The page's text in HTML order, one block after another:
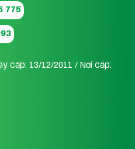
775
cấp: 13/12/2011 / Nơi cấp: